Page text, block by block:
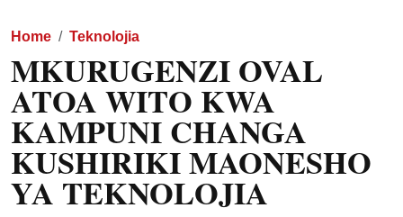
Home Teknolojia
MKURUGENZI OVAL
ATOA WITO KWA
KAMPUNI CHANGA
KUSHIRIKI MAONESHO
YA TEKNOLOJIA